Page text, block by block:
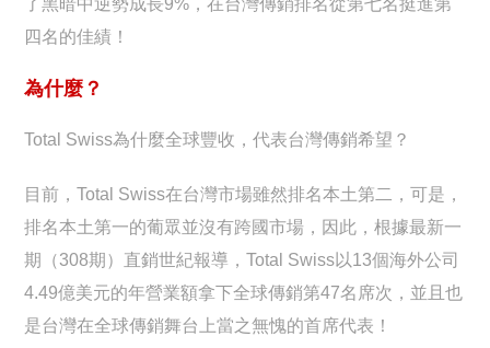
四名的佳績！
為什麼？
Total Swiss為什麼全球豐收，代表台灣傳銷希望？
目前，Total Swiss在台灣市場雖然排名本土第二，可是，
排名本土第一的葡眾並沒有跨國市場，因此，根據最新一
期（308期）直銷世紀報導，Total Swiss以13個海外公司
4.49億美元的年營業額拿下全球傳銷第47名席次，並且也
是台灣在全球傳銷舞台上當之無愧的首席代表！